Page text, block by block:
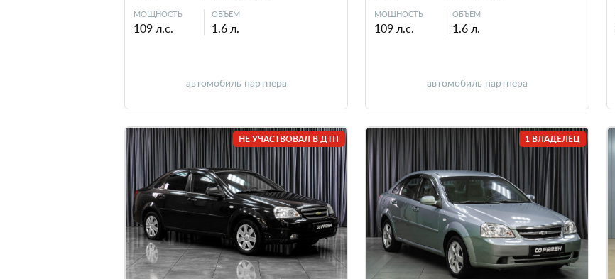
МОЩНОСТЬ
109 л.с.
ОБЪЕМ
1.6 л.
автомобиль партнера
МОЩНОСТЬ
109 л.с.
ОБЪЕМ
1.6 л.
автомобиль партнера
НЕ УЧАСТВОВАЛ В ДТП 1 ВЛАДЕЛЕЦ